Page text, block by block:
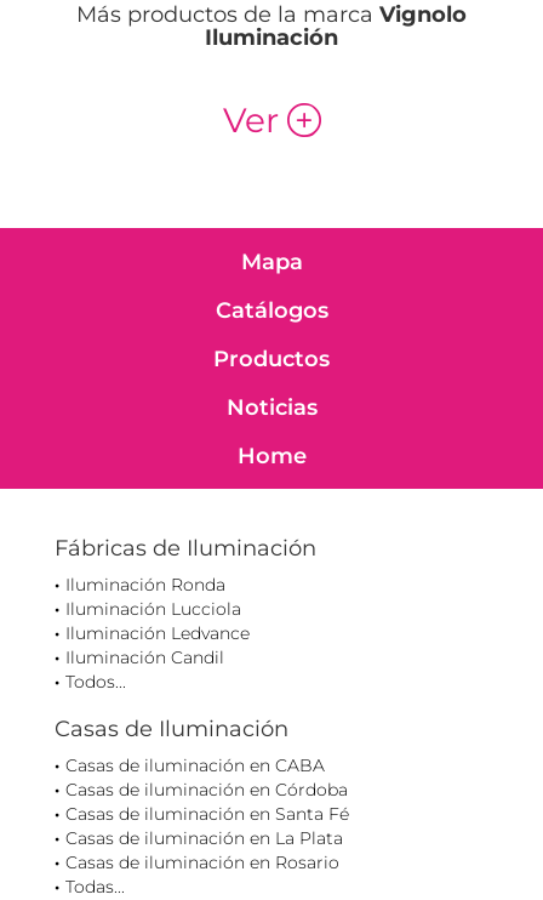
Más productos de la marca Vignolo
Iluminación
Ver p
Mapa
Catálogos
Productos
Noticias
Home
Fábricas de Iluminación
Iluminación Ronda
Iluminación Lucciola
Iluminación Ledvance
Iluminación Candil
Todos...
Casas de Iluminación
Casas de iluminación en CABA
Casas de iluminación en Córdoba
Casas de iluminación en Santa Fé
Casas de iluminación en La Plata
Casas de iluminación en Rosario
Todas...